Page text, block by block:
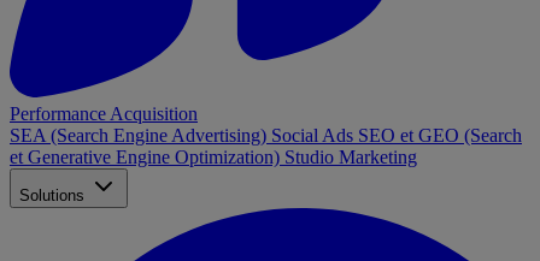
Performance Acquisition
SEA (Search Engine Advertising) Social Ads SEO et GEO (Search
et Generative Engine Optimization) Studio Marketing
Solutions